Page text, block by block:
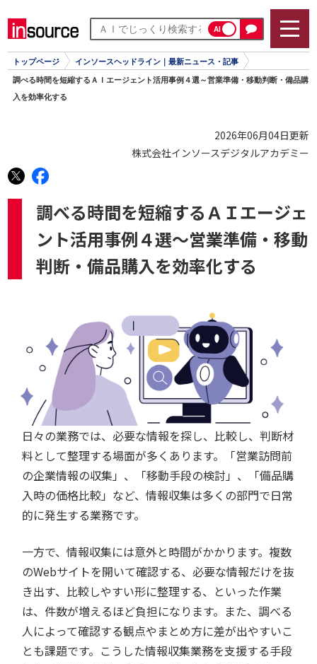
AI
トップページ インソースヘッドライン｜最新ニュース・記事
調べる時間を短縮するＡＩエージェント活用事例４選～営業準備・移動判断・備品購
入を効率化する
2026年06月04日更新
株式会社インソースデジタルアカデミー
調べる時間を短縮するＡＩエージェ
ント活用事例４選～営業準備・移動
判断・備品購入を効率化する
日々の業務では、必要な情報を探し、比較し、判断材
料として整理する場面が多くあります。「営業訪問前
の企業情報の収集」、「移動手段の検討」、「備品購
入時の価格比較」など、情報収集は多くの部門で日常
的に発生する業務です。
一方で、情報収集には意外と時間がかかります。複数
のWebサイトを開いて確認する、必要な情報だけを抜
き出す、比較しやすい形に整理する、といった作業
は、件数が増えるほど負担になります。また、調べる
人によって確認する観点やまとめ方に差が出やすいこ
とも課題です。こうした情報収集業務を支援する手段